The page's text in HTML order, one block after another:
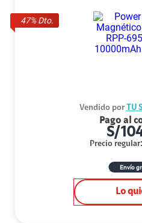
47% Dto.
Vendido por TU
Pago al
S/
Precio regular:
Envío
Lo